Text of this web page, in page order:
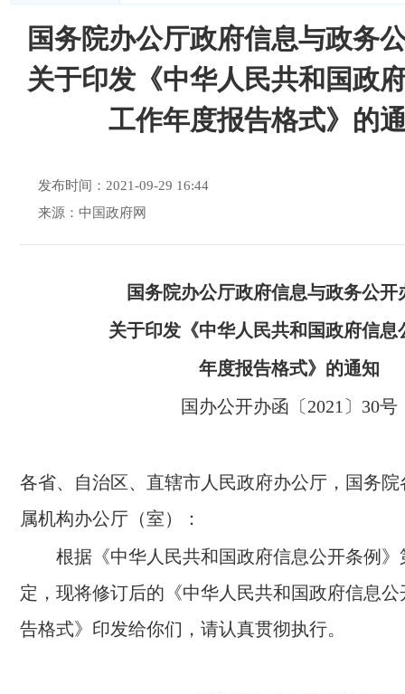
国务院办公厅政府信息与政务
关于印发《中华人民共和国政
工作年度报告格式》的
发布时间：2021-09-29 16:44
来源：中国政府网
国务院办公厅政府信息与政务公开
关于印发《中华人民共和国政府信息
年度报告格式》的通知
国办公开办函〔2021〕30号
各省、自治区、直辖市人民政府办公厅，国务
属机构办公厅（室）：
根据《中华人民共和国政府信息公开条例
定，现将修订后的《中华人民共和国政府信息
告格式》印发给你们，请认真贯彻执行。